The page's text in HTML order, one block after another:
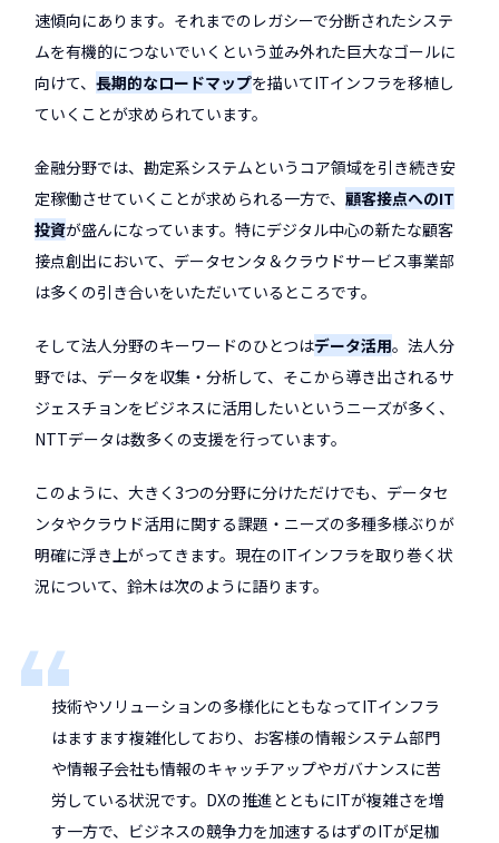
速傾向にあります。それまでのレガシーで分断されたシステ
ムを有機的につないでいくという並み外れた巨大なゴールに
向けて、長期的なロードマップを描いてITインフラを移植し
ていくことが求められています。
金融分野では、勘定系システムというコア領域を引き続き安
定稼働させていくことが求められる一方で、顧客接点へのIT
投資が盛んになっています。特にデジタル中心の新たな顧客
接点創出において、データセンタ＆クラウドサービス事業部
は多くの引き合いをいただいているところです。
そして法人分野のキーワードのひとつはデータ活用。法人分
野では、データを収集・分析して、そこから導き出されるサ
ジェスチョンをビジネスに活用したいというニーズが多く、
NTTデータは数多くの支援を行っています。
このように、大きく3つの分野に分けただけでも、データセ
ンタやクラウド活用に関する課題・ニーズの多種多様ぶりが
明確に浮き上がってきます。現在のITインフラを取り巻く状
況について、鈴木は次のように語ります。
技術やソリューションの多様化にともなってITインフラ
はますます複雑化しており、お客様の情報システム部門
や情報子会社も情報のキャッチアップやガバナンスに苦
労している状況です。DXの推進とともにITが複雑さを増
す一方で、ビジネスの競争力を加速するはずのITが足枷